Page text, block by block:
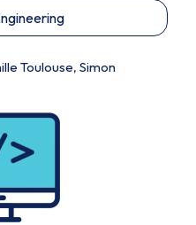
Toulouse, Simon